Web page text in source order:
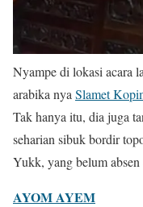
Nyampe di lokasi acara
arabika nya Slamet
Tak hanya itu, dia juga
seharian sibuk bordir
Yukk, yang belum
AYOM AYEM